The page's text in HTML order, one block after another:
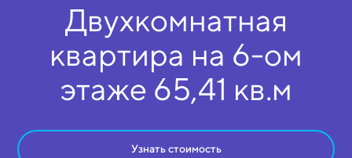
Двухкомнатная
квартира на 6-ом
этаже 65,41 кв.м
Узнать стоимость